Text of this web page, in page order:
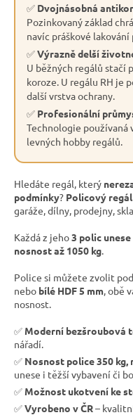
✅ Dvojnásobná
Pozinkovaný základ
navíc práškové
✅Výrazně delší
U běžných regálů stačí
koroze. U regálu RH je
další vrstva ochrany.
✅ Profesionální
Technologie používaná
levných hobby regálů.
Hledáte regál, který
podmínky? Policový regál
garáže, dílny, prodejny,
Každá z jeho3 polic unese
nosnost až 1050 kg.
Police si můžete zvolit
nebo bílé HDF 5 mm, obě
nosnost.
✅ Moderní bezšroubová
nářadí.
✅ Nosnost police 350 kg,
unese i těžší vybavení či
✅ Možnost ukotvení ke
✅Vyrobeno v ČR–